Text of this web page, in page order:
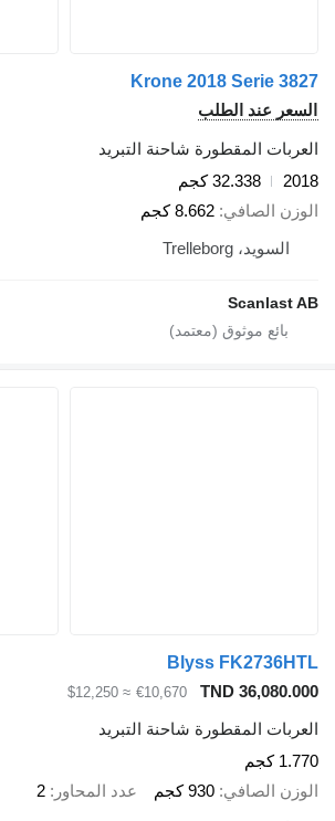
Krone 2018 Serie 3827
السعر عند الطلب
العربات المقطورة شاحنة التبريد
2018
32.338 كجم
الوزن الصافي 8.662 كجم
السويد، Trelleborg
Scanlast AB
Blyss FK2736HTL
TND 36,080.000
€10,670
≈ $12,250
العربات المقطورة شاحنة التبريد
1.770 كجم
الوزن الصافي 930 كجم عدد المحاور 2